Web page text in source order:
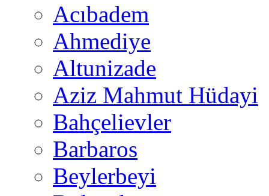
Acıbadem
Ahmediye
Altunizade
Aziz Mahmut Hüdayi
Bahçelievler
Barbaros
Beylerbeyi